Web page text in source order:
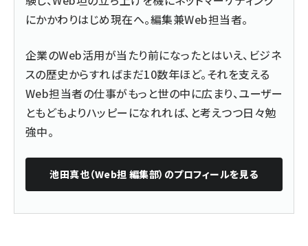
にかかわりはじめ現在へ。編集兼Web担当者。
企業のWeb活用が当たり前になったとはいえ、ビジネ
スの歴史からすればまだ10数年ほど。それを支える
Web担当者の仕事がもっと世の中に広まり、ユーザー
ともどもよりハッピーになれれば、と考えつつ日々勉
強中。
池田真也（Web担 編集部） のプロフィールを見る